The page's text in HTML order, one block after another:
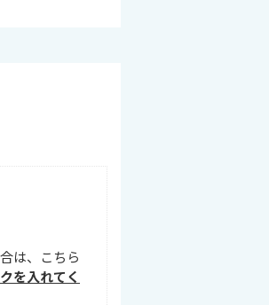
は、こちら
を入れてく